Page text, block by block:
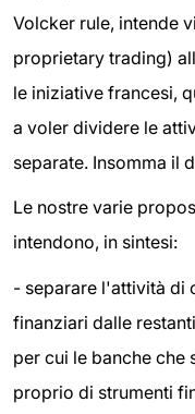
Volcker rule, intende
proprietary trading)
le iniziative francesi,
a voler dividere le
separate. Insomma il
Le nostre varie
intendono, in sintesi:
- separare l'attività di
finanziari dalle
per cui le banche
proprio di strumenti